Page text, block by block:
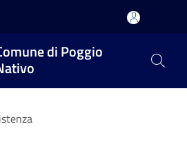
di Poggio